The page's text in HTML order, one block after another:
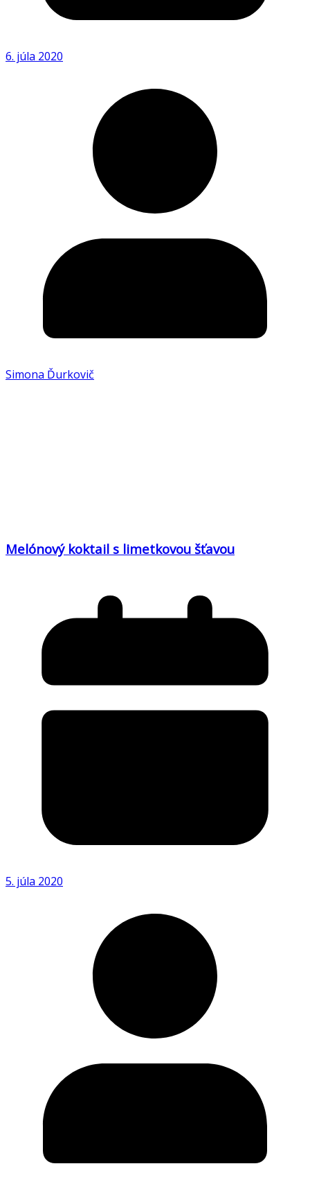
6. júla 2020
Simona Ďurkovič
Melónový koktail s limetkovou šťavou
5. júla 2020